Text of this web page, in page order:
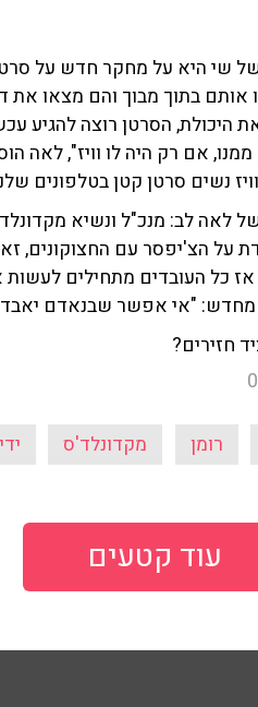
שי היא על מחקר חדש על
בתוך מבוך והם מצאו את
היכולת, הסרטן רוצה להגיע
ממנו, אם רק היה לו וויז",
נשים סרטן קטן בטלפונים
לאה לב: מנכ"ל ונשיא
על הצ'יפסר עם החצוקונים,
כל העובדים מתחילים
מחדש: "אי אפשר שבנאדם יאבד
חזירים?
רומן מקדונלד'ס
עוד קטעים